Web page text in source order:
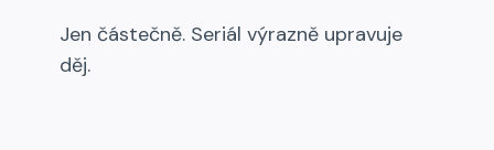
Jen částečně. Seriál výrazně upravuje
děj.